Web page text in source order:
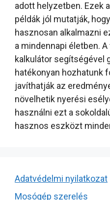
adott helyzetben. Ezek
példák jól mutatják,
hasznosan alkalmazni
a mindennapi életben.
kalkulátor segítségével
hatékonyan hozhatunk
javíthatják az
növelhetik nyerési
használni ezt a
hasznos eszközt
Adatvédelmi nyilatkozat
Mosógép szerelés